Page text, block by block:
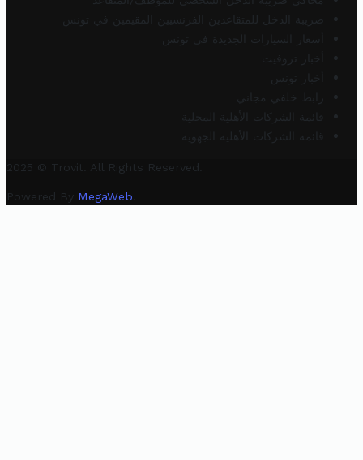
ضريبة الدخل للمتقاعدين الفرنسيين المقيمين في تونس
أسعار السيارات الجديدة في تونس
أخبار تروفيت
أخبار تونس
رابط خلفي مجاني
قائمة الشركات الأهلية المحلية
قائمة الشركات الأهلية الجهوية
2025 © Trovit. All Rights Reserved.
Powered By MegaWeb